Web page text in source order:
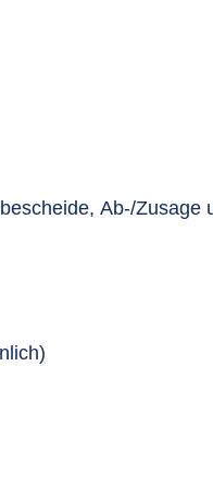
Ab-/Zusage